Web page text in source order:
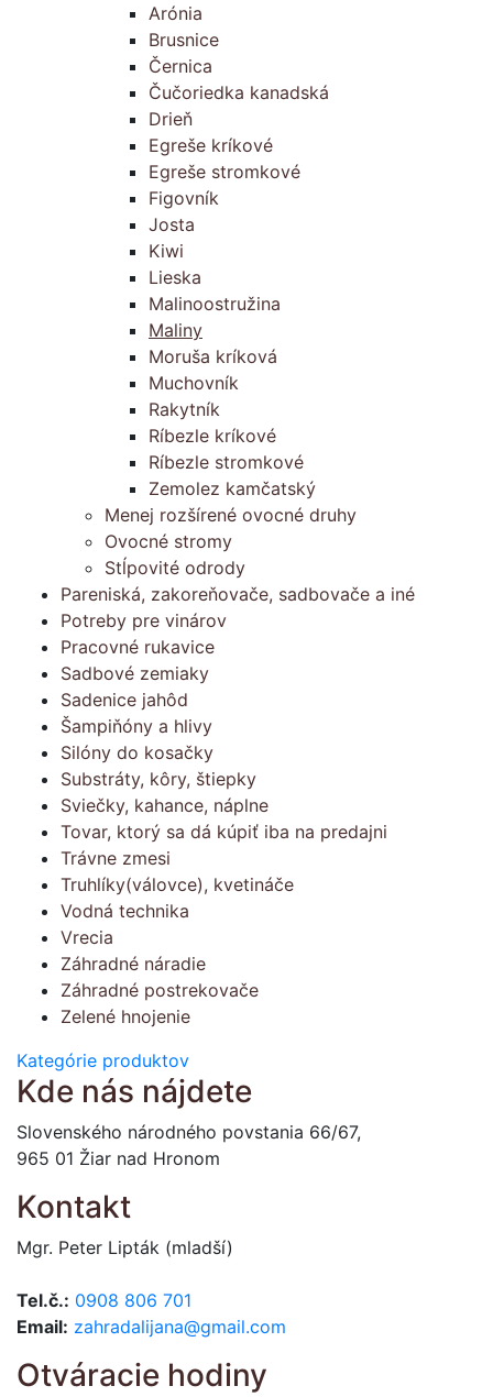
Arónia
Brusnice
Černica
Čučoriedka kanadská
Drieň
Egreše kríkové
Egreše stromkové
Figovník
Josta
Kiwi
Lieska
Malinoostružina
Maliny
Moruša kríková
Muchovník
Rakytník
Ríbezle kríkové
Ríbezle stromkové
Zemolez kamčatský
Menej rozšírené ovocné druhy
Ovocné stromy
Stĺpovité odrody
Pareniská, zakoreňovače, sadbovače a iné
Potreby pre vinárov
Pracovné rukavice
Sadbové zemiaky
Sadenice jahôd
Šampiňóny a hlivy
Silóny do kosačky
Substráty, kôry, štiepky
Sviečky, kahance, náplne
Tovar, ktorý sa dá kúpiť iba na predajni
Trávne zmesi
Truhlíky(válovce), kvetináče
Vodná technika
Vrecia
Záhradné náradie
Záhradné postrekovače
Zelené hnojenie
Kategórie produktov
Kde nás nájdete
Slovenského národného povstania 66/67,
965 01 Žiar nad Hronom
Kontakt
Mgr. Peter Lipták (mladší)
Tel.č.: 0908 806 701
Email: zahradalijana@gmail.com
Otváracie hodiny